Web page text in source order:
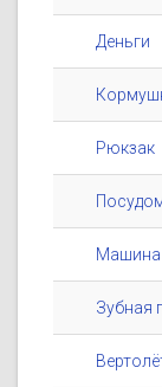
Деньги
Рюкзак
Машина
Зубная